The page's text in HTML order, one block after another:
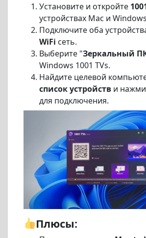
Установите и откройте
устройствах Mac и
Подключите оба
WiFi сеть.
Выберите "Зеркальный
Windows 1001 TVs.
Найдите целевой
список устройств и
для подключения.
Плюсы: